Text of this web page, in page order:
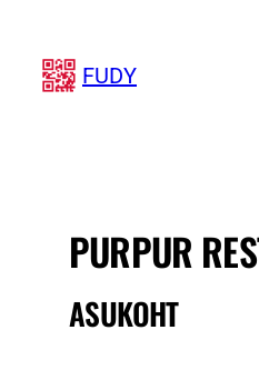
juurde
FUDY
PURPUR
ASUKOHT